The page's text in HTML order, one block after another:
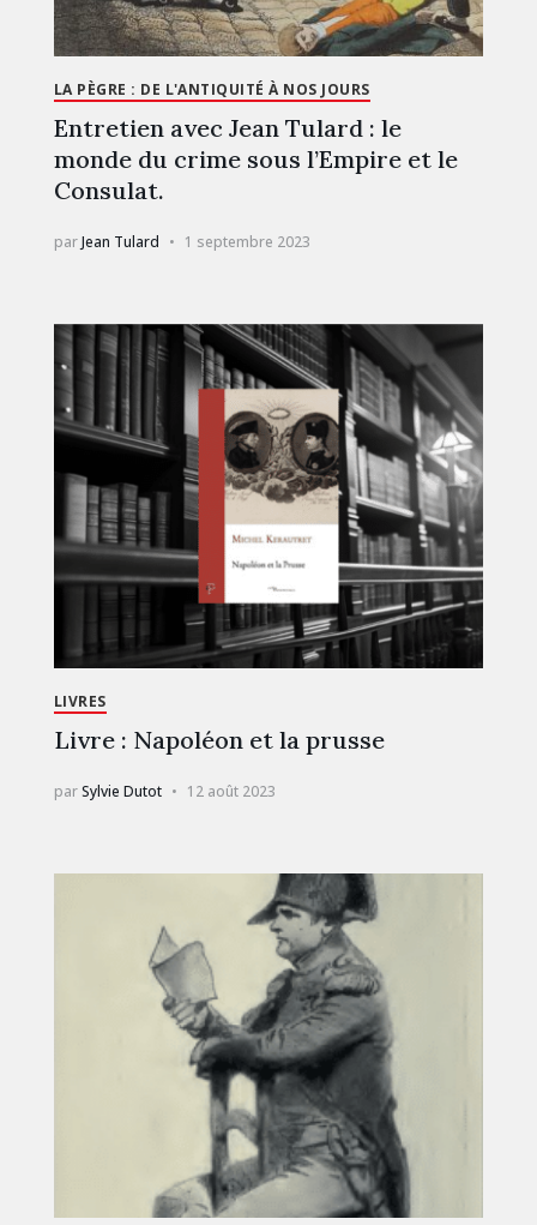
LA PÈGRE : DE L'ANTIQUITÉ À NOS JOURS
Entretien avec Jean Tulard : le
monde du crime sous l’Empire et le
Consulat.
parJean Tulard 1 septembre 2023
LIVRES
Livre : Napoléon et la prusse
parSylvie Dutot 12 août 2023